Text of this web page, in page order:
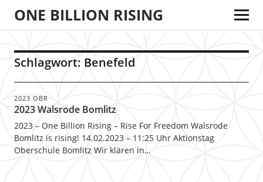
ONE BILLION RISING
Schlagwort: Benefeld
2023 OBR
2023 Walsrode Bomlitz
2023 – One Billion Rising – Rise For Freedom Walsrode
Bomlitz is rising! 14.02.2023 – 11:25 Uhr Aktionstag
Oberschule Bomlitz Wir klären in…